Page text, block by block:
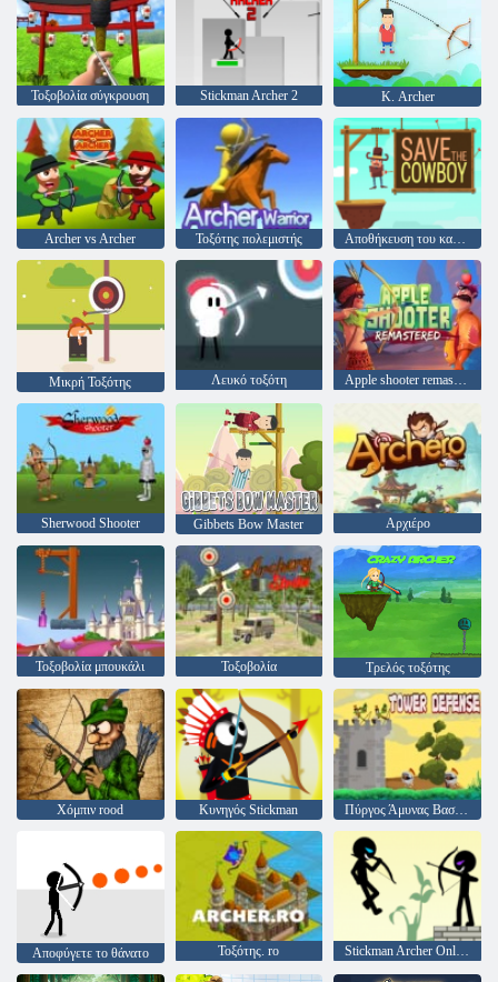
Τοξοβολία σύγκρουση Stickman Archer 2 Κ. Archer
Archer vs Archer Τοξότης πολεμιστής Αποθήκευση του καουμπόι
Μικρή Τοξότης Λευκό τοξότη Apple shooter remastered
Sherwood Shooter Gibbets Bow Master Αρχιέρο
Τοξοβολία μπουκάλι Τοξοβολία Τρελός τοξότης
Χόμπιν rood Κυνηγός Stickman Πύργος Άμυνας Βασιλιάς
Αποφύγετε το θάνατο Τοξότης. ro Stickman Archer Online 4